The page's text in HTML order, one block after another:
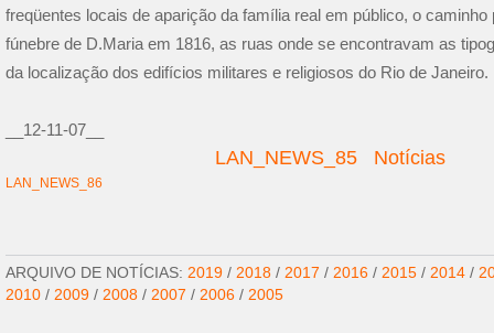
freqüentes locais de aparição da família real em público, o caminho
fúnebre de D.Maria em 1816, as ruas onde se encontravam as
da localização dos edifícios militares e religiosos do Rio de
__12-11-07__
LAN_NEWS_85 Notícias
LAN_NEWS_86
ARQUIVO DE NOTÍCIAS: 2019 / 2018 / 2017 / 2016 / 2015 / 2014 /
2010 / 2009 / 2008 / 2007 / 2006 / 2005